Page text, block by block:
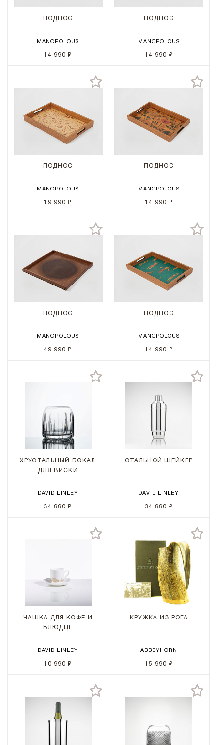
ПОДНОС
MANOPOLOUS
14 990 ₽
ПОДНОС
MANOPOLOUS
14 990 ₽
ПОДНОС
MANOPOLOUS
19 990 ₽
ПОДНОС
MANOPOLOUS
14 990 ₽
ПОДНОС
MANOPOLOUS
49 990 ₽
ПОДНОС
MANOPOLOUS
14 990 ₽
ХРУСТАЛЬНЫЙ БОКАЛ
ДЛЯ ВИСКИ
DAVID LINLEY
34 990 ₽
СТАЛЬНОЙ ШЕЙКЕР
DAVID LINLEY
34 990 ₽
ЧАШКА ДЛЯ КОФЕ И
БЛЮДЦЕ
DAVID LINLEY
10 990 ₽
КРУЖКА ИЗ РОГА
ABBEYHORN
15 990 ₽